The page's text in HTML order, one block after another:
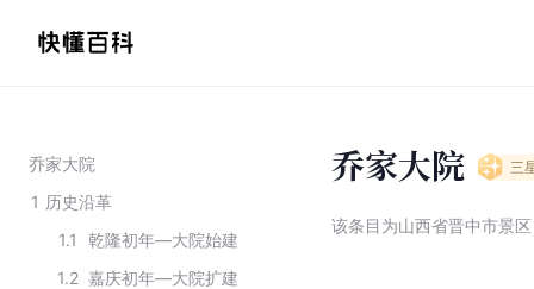
乔家大院
1 历史沿革
1.1
乾隆初年—大院始建
1.2 嘉庆初年—大院扩建
乔家大院 三
该条目为山西省晋中市景